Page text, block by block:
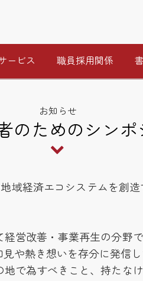
ービス 職員採用関係
お知らせ
のためのシン
域経済エコシステムを創
営改善・事業再生の分野
や熱き想いを存分に発信し
で為すべきこと、持たな